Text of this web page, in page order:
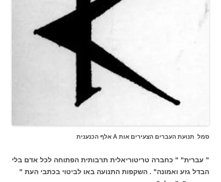
סמל תנועת העברים הצעירים אות A אלף הכנענית
" עברית" " כחברה טריטוריאלית תרבותית הפתוחה לכל אדם בלי
הבדל גזע ואמונה" . השקפות התנועה באו לביטוי בכתבי העת "